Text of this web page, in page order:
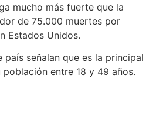
mucho más fuerte que la
de 75.000 muertes por
Estados Unidos.
país señalan que es la principal
entre 18 y 49 años.